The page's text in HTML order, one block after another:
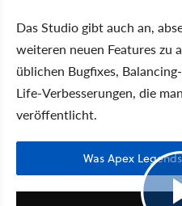
Das Studio gibt auch an,
weiteren neuen Features zu
üblichen Bugfixes,
Life-Verbesserungen, die
veröffentlicht.
Was Apex